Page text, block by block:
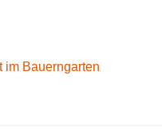
im Bauerngarten